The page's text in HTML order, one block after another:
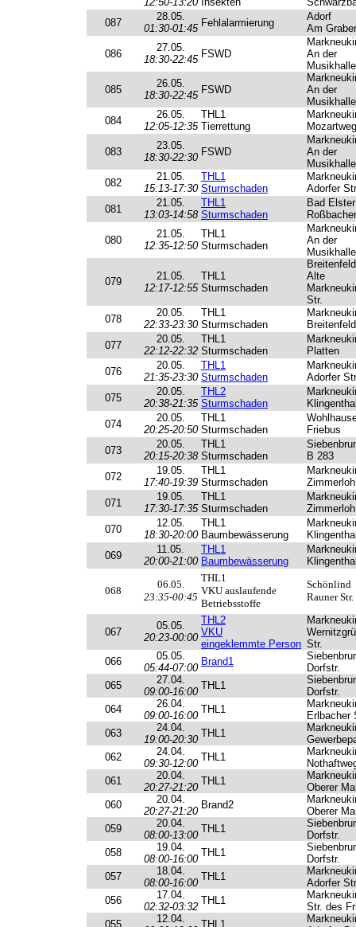
087
28.05.
01:30-01:45 Fehlalarmierung
Adorf
Am
086
27.05.
18:30-22:45 FSWD
An der
Musikhalle
085
26.05.
18:30-22:45 FSWD
An der
Musikhalle
084
26.05.
12:05-12:35
THL1
Tierrettung
Mozartweg
083
23.05.
18:30-22:30 FSWD
An der
Musikhalle
082
21.05.
15:13-17:30
THL1
Sturmschaden
Adorfer
081
21.05.
13:03-14:58
THL1
Sturmschaden
Bad Elster
080
21.05.
12:35-12:50
THL1
Sturmschaden
An der
Musikhalle
079
21.05.
12:17-12:55
THL1
Sturmschaden
Breitenfeld
Alte
Str.
078
20.05.
22:33-23:30
THL1
Sturmschaden
077
20.05.
22:12-22:32
THL1
Sturmschaden
Platten
076
20.05.
21:35-23:30
THL1
Sturmschaden
Adorfer
075
20.05.
20:38-21:35
THL2
Sturmschaden
074
20.05.
20:25-20:50
THL1
Sturmschaden
Friebus
073
20.05.
20:15-20:38
THL1
Sturmschaden
B 283
072
19.05.
17:40-19:39
THL1
Sturmschaden
Zimmerloh
071
19.05.
17:30-17:35
THL1
Sturmschaden
Zimmerloh
070
12.05.
18:30-20:00
THL1
Baumbewässerung
069
11.05.
20:00-21:00
THL1
Baumbewässerung
068
06.05.
23:35-00:45
THL1
VKU auslaufende
Betriebsstoffe
Schönlind
Rauner Str.
067
05.05.
20:23-00:00
THL2
VKU
eingeklemmte Person Str.
066
05.05.
05:44-07:00
Brand1
Dorfstr.
065
27.04.
09:00-16:00
THL1
Dorfstr.
064
26.04.
09:00-16:00
THL1
Erlbacher
063
24.04.
19:00-20:30
THL1
062
24.04.
09:30-12:00
THL1
061
20.04.
20:27-21:20
THL1
Oberer
060
20.04.
20:27-21:20
Brand2
Oberer
059
20.04.
08:00-13:00
THL1
Dorfstr.
058
19.04.
08:00-16:00
THL1
Dorfstr.
057
18.04.
08:00-16:00
THL1
Adorfer
056
17.04.
02:32-03:32
THL1
Str. des
055
12.04.
THL1